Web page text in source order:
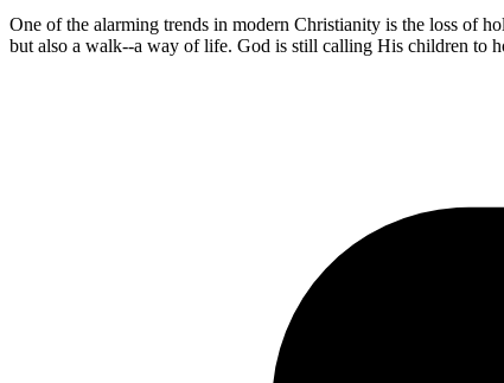
One of the alarming trends in modern Christianity is the loss of
but also a walk--a way of life. God is still calling His children to